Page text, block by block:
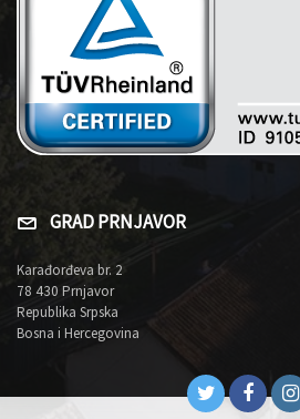
GRAD PRNJAVOR
Karađorđeva br. 2
78 430 Prnjavor
Republika Srpska
Bosna i Hercegovina